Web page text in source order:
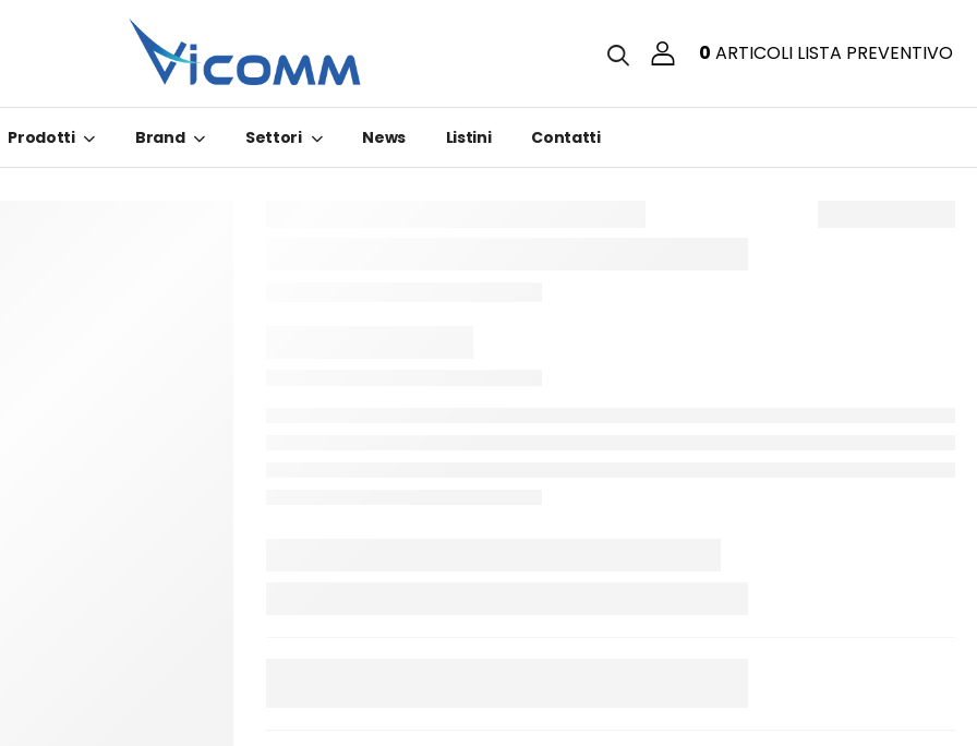
0 ARTICOLI LISTA PREVENTIVO
Prodotti Brand Settori News Listini Contatti